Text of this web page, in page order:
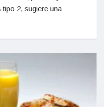
2, sugiere una